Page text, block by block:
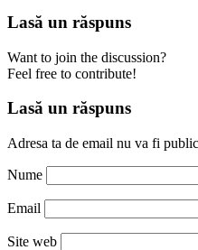
Lasă un răspuns
Want to join the discussion?
Feel free to contribute!
Lasă un răspuns
Adresa ta de email nu va fi
Nume
Email
Site web